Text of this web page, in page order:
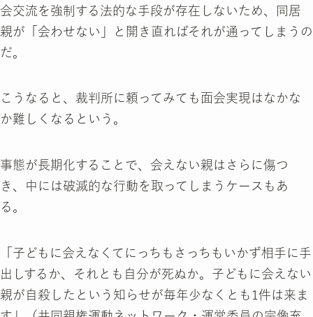
会交流を強制する法的な手段が存在しないため、同居
親が「会わせない」と開き直ればそれが通ってしまうの
だ。
こうなると、裁判所に頼ってみても面会実現はなかな
か難しくなるという。
事態が長期化することで、会えない親はさらに傷つ
き、中には破滅的な行動を取ってしまうケースもあ
る。
「子どもに会えなくてにっちもさっちもいかず相手に手
出しするか、それとも自分が死ぬか。子どもに会えない
親が自殺したという知らせが毎年少なくとも1件は来ま